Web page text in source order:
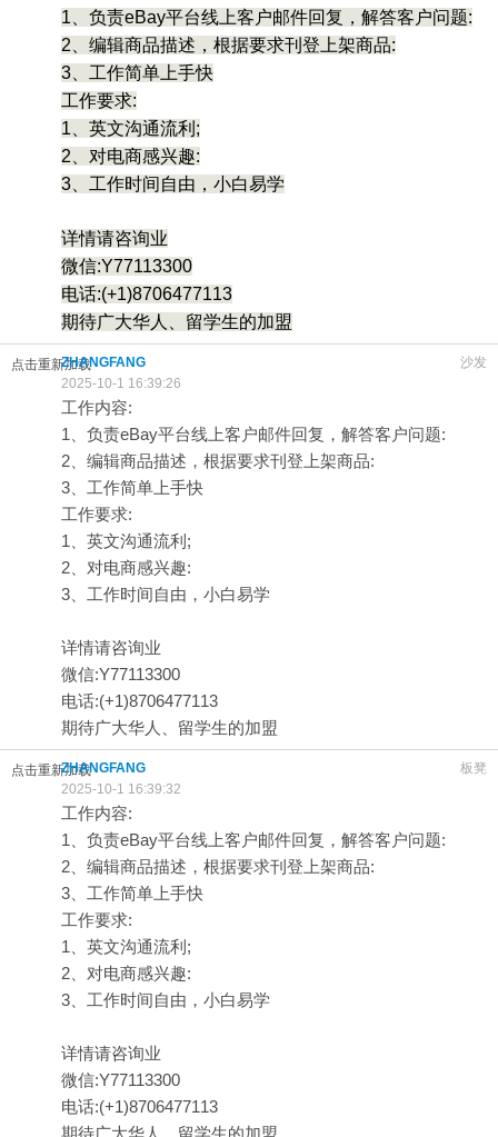
1、负责eBay平台线上客户邮件回复，解答客户问题:
2、编辑商品描述，根据要求刊登上架商品:
3、工作简单上手快
工作要求:
1、英文沟通流利;
2、对电商感兴趣:
3、工作时间自由，小白易学
详情请咨询业
微信:Y77113300
电话:(+1)8706477113
期待广大华人、留学生的加盟
点击重新加载 沙发
ZHANGFANG
2025-10-1 16:39:26
工作内容:
1、负责eBay平台线上客户邮件回复，解答客户问题:
2、编辑商品描述，根据要求刊登上架商品:
3、工作简单上手快
工作要求:
1、英文沟通流利;
2、对电商感兴趣:
3、工作时间自由，小白易学
详情请咨询业
微信:Y77113300
电话:(+1)8706477113
期待广大华人、留学生的加盟
点击重新加载 板凳
ZHANGFANG
2025-10-1 16:39:32
工作内容:
1、负责eBay平台线上客户邮件回复，解答客户问题:
2、编辑商品描述，根据要求刊登上架商品:
3、工作简单上手快
工作要求:
1、英文沟通流利;
2、对电商感兴趣:
3、工作时间自由，小白易学
详情请咨询业
微信:Y77113300
电话:(+1)8706477113
期待广大华人、留学生的加盟